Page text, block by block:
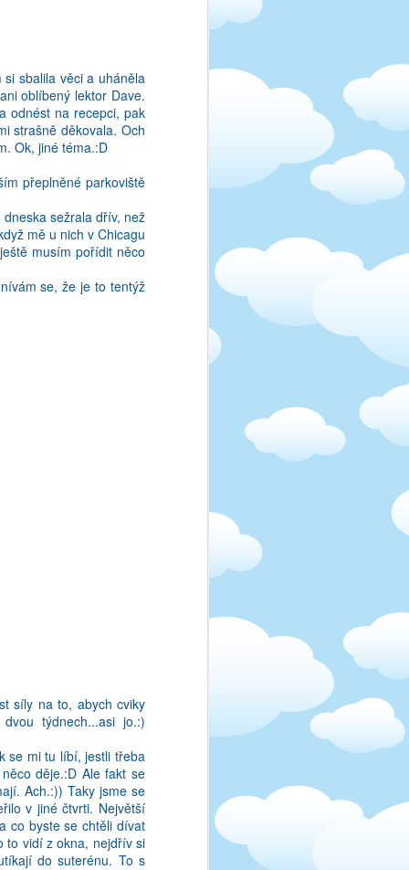
sbalila věci a uháněla
oblíbený lektor Dave.
odnést na recepci, pak
strašně děkovala. Och
Ok, jiné téma.:D
přeplněné parkoviště
sežrala dřív, než
mě u nich v Chicagu
musím pořídit něco
se, že je to tentýž
síly na to, abych cviky
týdnech...asi jo.:)
se mi tu líbí, jestli třeba
děje.:D Ale fakt se
Ach.:)) Taky jsme se
v jiné čtvrti. Největší
co byste se chtěli dívat
to vidí z okna, nejdřív si
do suterénu. To s
v anglictine slozite
rozumim, jen si je
charisma nebo co,
Studentpoint. Mam
skole - kdyz se neco
to proste nezvlada.
si prelozila, jak se
se lide uci jist, a v
se na me nezlobte -
A ted tady sedim, a
Na blbosti mam ale
vam kazdy den. No
se zase muzu leda